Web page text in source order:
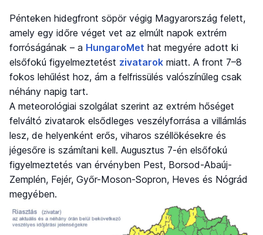
Pénteken hidegfront söpör végig Magyarország felett,
amely egy időre véget vet az elmúlt napok extrém
forróságának – a HungaroMet hat megyére adott ki
elsőfokú figyelmeztetést zivatarok miatt. A front 7–8
fokos lehűlést hoz, ám a felfrissülés valószínűleg csak
néhány napig tart.
A meteorológiai szolgálat szerint az extrém hőséget
felváltó zivatarok elsődleges veszélyforrása a villámlás
lesz, de helyenként erős, viharos széllökésekre és
jégesőre is számítani kell. Augusztus 7-én elsőfokú
figyelmeztetés van érvényben Pest, Borsod-Abaúj-
Zemplén, Fejér, Győr-Moson-Sopron, Heves és Nógrád
megyében.